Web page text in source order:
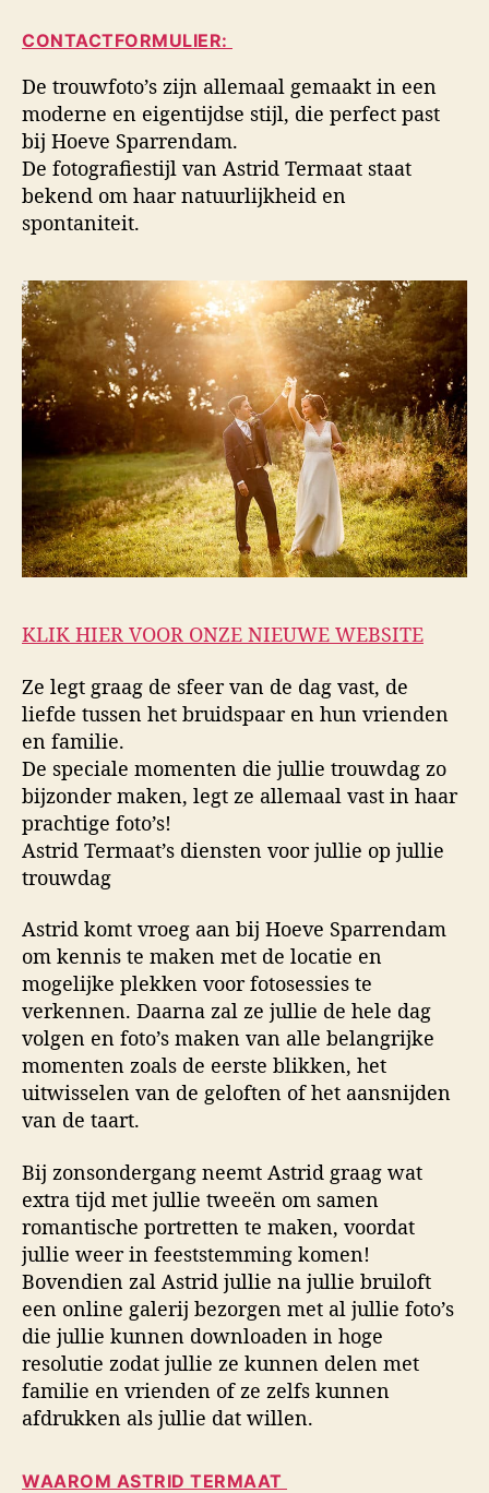
d
s
f
o
t
o
g
r
a
e
u
e
u
r
u
m
CONTACTFORMULIER:
De trouwfoto’s zijn allemaal gemaakt in een
moderne en eigentijdse stijl, die perfect past
bij Hoeve Sparrendam.
De fotografiestijl van Astrid Termaat staat
bekend om haar natuurlijkheid en
spontaniteit.
KLIK HIER VOOR ONZE NIEUWE WEBSITE
Ze legt graag de sfeer van de dag vast, de
liefde tussen het bruidspaar en hun vrienden
en familie.
De speciale momenten die jullie trouwdag zo
bijzonder maken, legt ze allemaal vast in haar
prachtige foto’s!
Astrid Termaat’s diensten voor jullie op jullie
trouwdag
Astrid komt vroeg aan bij Hoeve Sparrendam
om kennis te maken met de locatie en
mogelijke plekken voor fotosessies te
verkennen. Daarna zal ze jullie de hele dag
volgen en foto’s maken van alle belangrijke
momenten zoals de eerste blikken, het
uitwisselen van de geloften of het aansnijden
van de taart.
Bij zonsondergang neemt Astrid graag wat
extra tijd met jullie tweeën om samen
romantische portretten te maken, voordat
jullie weer in feeststemming komen!
Bovendien zal Astrid jullie na jullie bruiloft
een online galerij bezorgen met al jullie foto’s
die jullie kunnen downloaden in hoge
resolutie zodat jullie ze kunnen delen met
familie en vrienden of ze zelfs kunnen
afdrukken als jullie dat willen.
WAAROM ASTRID TERMAAT